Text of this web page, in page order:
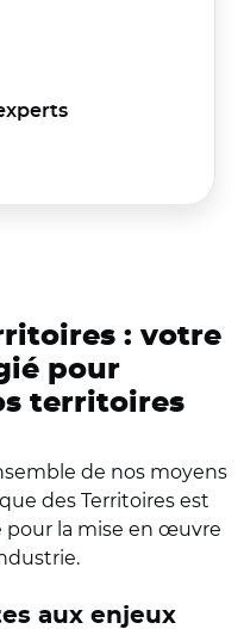
: votre
pour
territoires
de nos moyens
des Territoires est
la mise en œuvre
aux enjeux